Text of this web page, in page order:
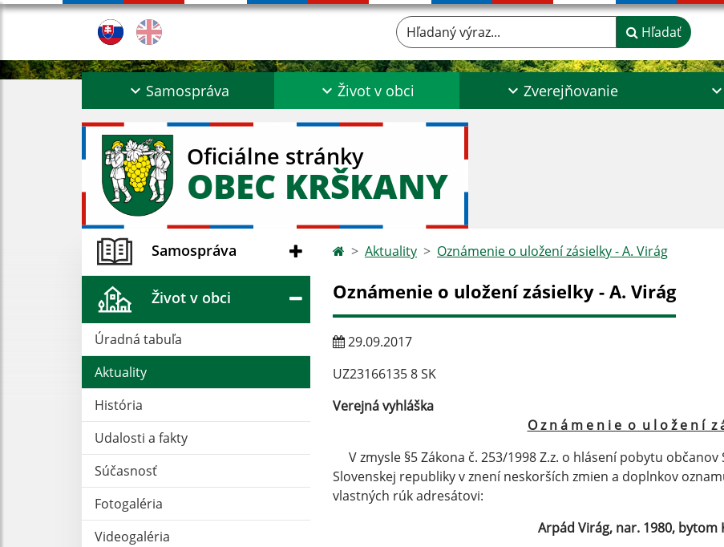
Hľadaný výraz... Hľadať
Samospráva Život v obci Zverejňovanie
Oficiálne stránky
OBEC KRŠKANY
Samospráva
Život v obci
Úradná tabuľa
Aktuality
História
Udalosti a fakty
Súčasnosť
Fotogaléria
Videogaléria
Aktuality Oznámenie o uložení zásielky - A. Virág
Oznámenie o uložení zásielky - A. Virág
29.09.2017
UZ23166135 8 SK
Verejná vyhláška
O z n á m e n i e o u l o ž e n í z
V zmysle §5 Zákona č. 253/1998 Z.z. o hlásení pobytu
Slovenskej republiky v znení neskorších zmien a doplnkov
vlastných rúk adresátovi:
Arpád Virág, nar. 1980, bytom